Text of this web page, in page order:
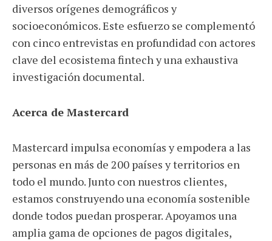
diversos orígenes demográficos y
socioeconómicos. Este esfuerzo se complementó
con cinco entrevistas en profundidad con actores
clave del ecosistema fintech y una exhaustiva
investigación documental.
Acerca de Mastercard
Mastercard impulsa economías y empodera a las
personas en más de 200 países y territorios en
todo el mundo. Junto con nuestros clientes,
estamos construyendo una economía sostenible
donde todos puedan prosperar. Apoyamos una
amplia gama de opciones de pagos digitales,